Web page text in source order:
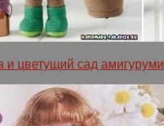
и цветущий сад амигуруми